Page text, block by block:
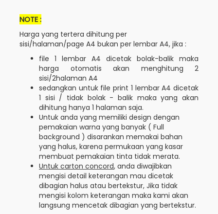
NOTE :
Harga yang tertera dihitung per
sisi/halaman/page A4 bukan per lembar A4, jika :
file 1 lembar A4 dicetak bolak-balik maka
harga otomatis akan menghitung 2
sisi/2halaman A4
sedangkan untuk file print 1 lembar A4 dicetak
1 sisi / tidak bolak - balik maka yang akan
dihitung hanya 1 halaman saja.
Untuk anda yang memiliki design dengan
pemakaian warna yang banyak ( Full
background ) disarankan memakai bahan
yang halus, karena permukaan yang kasar
membuat pemakaian tinta tidak merata.
Untuk carton concord, anda diwajibkan
mengisi detail keterangan mau dicetak
dibagian halus atau bertekstur, Jika tidak
mengisi kolom keterangan maka kami akan
langsung mencetak dibagian yang bertekstur.